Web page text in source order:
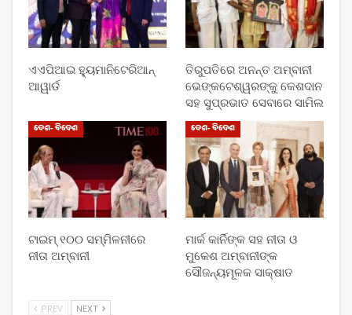
ଏଏପିଆଇ ହ୍ୟୁମାନିଟେରିଆନ୍
ଆୱାର୍ଡ
ତିରୁପତିରେ ଅନନ୍ତ ଅମ୍ବାନୀ
ଭେଙ୍କଟେଶ୍ୱରଙ୍କୁ କେଶଦାନ
ସହ ସୁପ୍ରଭାତ ସେବାରେ ସାମିଲ
ଦେଶ- ବିଦେଶ
ଟାଇମ୍ ୧୦୦ ସମ୍ମିଳନୀରେ
ନୀତା ଅମ୍ବାନୀ
ଦେଶ- ବିଦେଶ
ମାର୍କ କାର୍ନିଙ୍କ ସହ ନୀତା ଓ
ମୁକେଶ ଅମ୍ବାନୀଙ୍କ
ସୌଜନ୍ୟମୂଳକ ସାକ୍ଷାତ
PREV NEXT